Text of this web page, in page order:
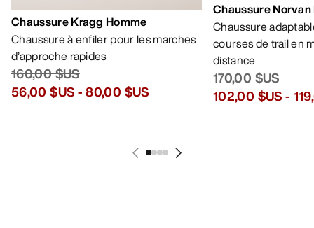
Chaussure Kragg Homme
Chaussure à enfiler pour les marches
d’approche rapides
160,00 $US
56,00 $US-80,00 $US
Chaussure
Chaussure
courses de trail en
distance
170,00 $US
102,00 $US-